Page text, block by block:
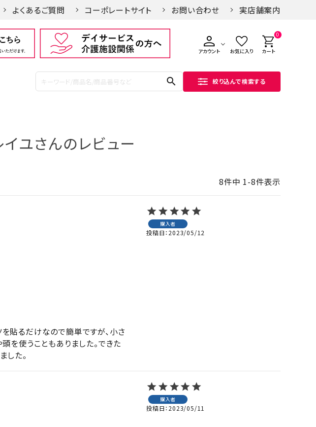
よくあるご質問 コーポレートサイト お問い合わせ 実店舗案内
アカウント お気に入り
0
カート
search 絞り込んで検索する
イユさんのレビュー
8件中 1-8件表示
購入者
投稿日 2023/05/12
貼るだけなので簡単ですが、小さ
を使うこともありました。できた
した。
購入者
投稿日 2023/05/11